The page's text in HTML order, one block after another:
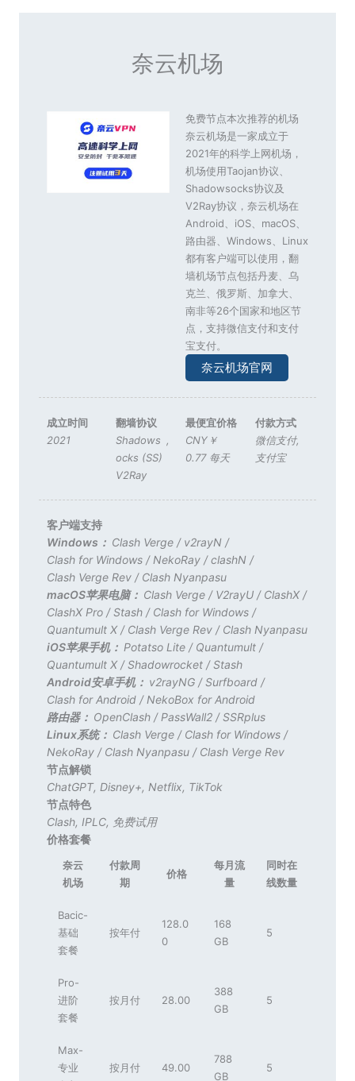
奈云机场
免费节点本次推荐的机场
奈云机场是一家成立于
2021年的科学上网机场，
机场使用Taojan协议、
Shadowsocks协议及
V2Ray协议，奈云机场在
Android、iOS、macOS、
路由器、Windows、Linux
都有客户端可以使用，翻
墙机场节点包括丹麦、乌
克兰、俄罗斯、加拿大、
南非等26个国家和地区节
点，支持微信支付和支付
宝支付。
奈云机场官网
成立时间
2021
翻墙协议
Shadows
ocks (SS)
,
V2Ray
最便宜价格
CNY￥
0.77 每天
付款方式
微信支付,
支付宝
客户端支持
Windows： Clash Verge/ v2rayN/
Clash for Windows/ NekoRay/clashN/
Clash Verge Rev/ Clash Nyanpasu
macOS苹果电脑： Clash Verge/ V2rayU/ ClashX/
ClashX Pro/Stash/ Clash for Windows/
Quantumult X/ Clash Verge Rev/ Clash Nyanpasu
iOS苹果手机： Potatso Lite/ Quantumult/
Quantumult X/Shadowrocket/Stash
Android安卓手机： v2rayNG/Surfboard/
Clash for Android/ NekoBox for Android
路由器： OpenClash/ PassWall2/SSRplus
Linux系统： Clash Verge/ Clash for Windows/
NekoRay/ Clash Nyanpasu/ Clash Verge Rev
节点解锁
ChatGPT, Disney+, Netflix, TikTok
节点特色
Clash, IPLC, 免费试用
价格套餐
奈云
机场
付款周
期
价格
每月流
量
同时在
线数量
Bacic-
基础
套餐
按年付
128.0
0
168
GB
5
Pro-
进阶
套餐
按月付 28.00
388
GB
5
Max-
专业
按月付 49.00
788
GB
5